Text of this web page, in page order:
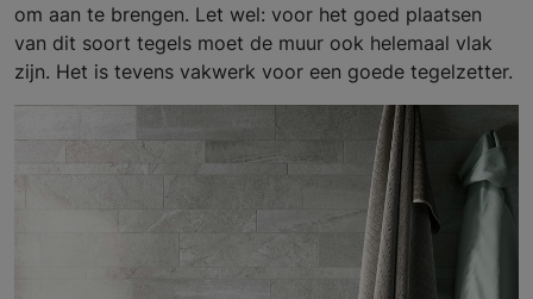
om aan te brengen. Let wel: voor het goed plaatsen
van dit soort tegels moet de muur ook helemaal vlak
zijn. Het is tevens vakwerk voor een goede tegelzetter.